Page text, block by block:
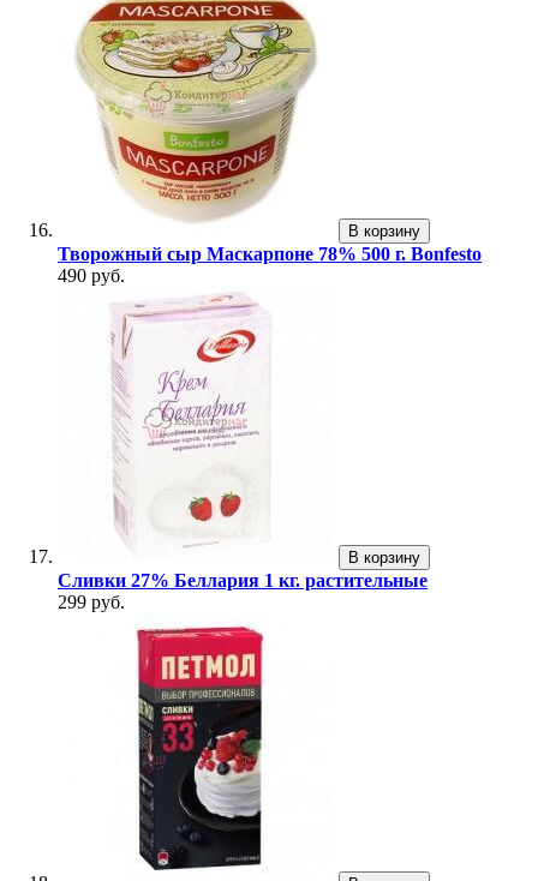
В корзину
Творожный сыр Маскарпоне 78% 500 г. Bonfesto
490 руб.
В корзину
Сливки 27% Беллария 1 кг. растительные
299 руб.